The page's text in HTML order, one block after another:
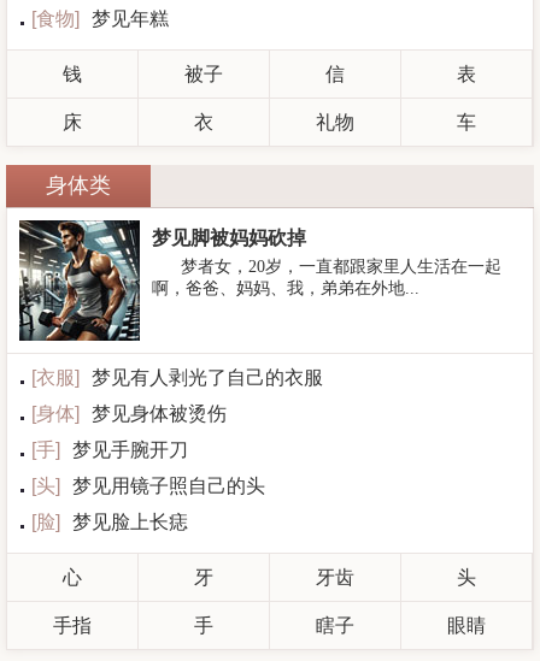
[食物] 梦见年糕
钱 被子 信 表
床 衣 礼物 车
身体类
梦见脚被妈妈砍掉
梦者女，20岁，一直都跟家里人生活在一起
啊，爸爸、妈妈、我，弟弟在外地...
[衣服]
梦见有人剥光了自己的衣服
[身体]
梦见身体被烫伤
[手]
梦见手腕开刀
[头]
梦见用镜子照自己的头
[脸] 梦见脸上长痣
心 牙 牙齿 头
手指 手 瞎子 眼睛